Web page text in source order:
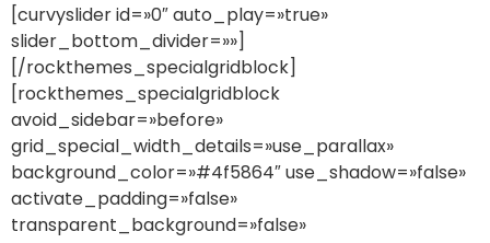
[curvyslider id=»0″ auto_play=»true»
slider_bottom_divider=»»]
[/rockthemes_specialgridblock]
[rockthemes_specialgridblock
avoid_sidebar=»before»
grid_special_width_details=»use_parallax»
background_color=»#4f5864″ use_shadow=»false»
activate_padding=»false»
transparent_background=»false»